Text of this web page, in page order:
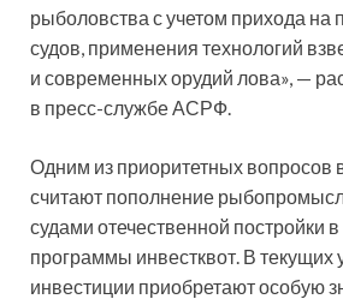
рыболовства с учетом прихода
судов, применения технологий
и современных орудий лова», —
в пресс-службе АСРФ.
Одним из приоритетных вопросов
считают пополнение
судами отечественной постройки
программы инвестквот. В текущих
инвестиции приобретают особую